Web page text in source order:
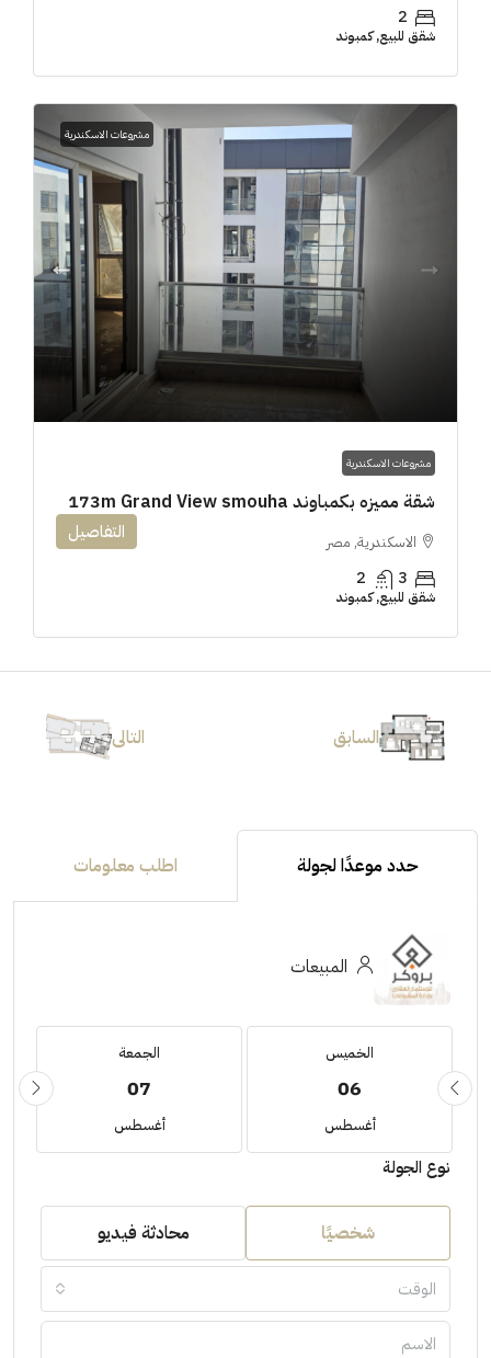
2
شقق للبيع, كمبوند
مشروعات الاسكندرية
مشروعات الاسكندرية
شقة مميزه بكمباوند 173m Grand View smouha
الاسكندرية, مصر
3
2
شقق للبيع, كمبوند
التفاصيل
السابق التالى
حدد موعدًا لجولة اطلب معلومات
المبيعات
الخميس
06
أغسطس
الجمعة
07
أغسطس
نوع الجولة
شخصيًا محادثة فيديو
الوقت